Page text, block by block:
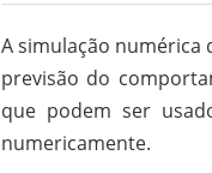
A simulação numérica
previsão do
que podem ser
numericamente.